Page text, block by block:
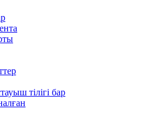
тілігі бар